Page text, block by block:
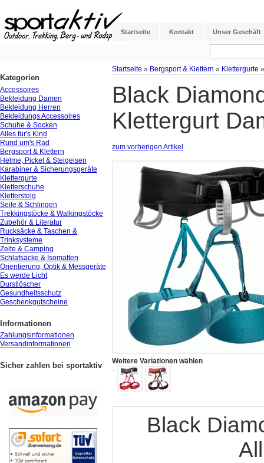
Startseite Kontakt Unser Geschäft
Startseite » Bergsport & Klettern » Klettergurte
Black
Klettergurt
zum vorherigen Artikel
Weitere Variationen wählen
Black
Kategorien
Accessoires
Bekleidung Damen
Bekleidung Herren
Bekleidungs Accessoires
Schuhe & Socken
Alles für's Kind
Rund um's Rad
Bergsport & Klettern
Helme, Pickel & Steigeisen
Karabiner & Sicherungsgeräte
Klettergurte
Kletterschuhe
Klettersteig
Seile & Schlingen
Trekkingstöcke & Walkingstöcke
Zubehör & Literatur
Rucksäcke & Taschen &
Trinksysteme
Zelte & Camping
Schlafsäcke & Isomatten
Orientierung, Optik & Messgeräte
Es werde Licht
Durstlöscher
Gesundheitsschutz
Geschenkgutscheine
Informationen
Zahlungsinformationen
Versandinformationen
Sicher zahlen bei sportaktiv